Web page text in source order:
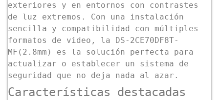
exteriores y en entornos con contrastes
de luz extremos. Con una instalación
sencilla y compatibilidad con múltiples
formatos de video, la DS-2CE70DF8T-
MF(2.8mm) es la solución perfecta para
actualizar o establecer un sistema de
seguridad que no deja nada al azar.
Características destacadas